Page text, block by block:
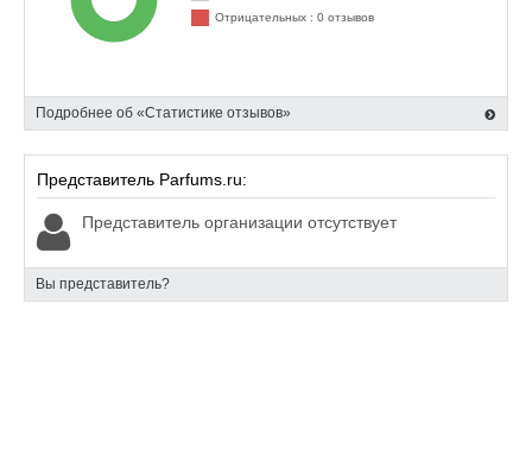
Отрицательных : 0 отзывов
Подробнее об «Статистике отзывов»
Представитель Parfums.ru:
Представитель организации отсутствует
Вы представитель?